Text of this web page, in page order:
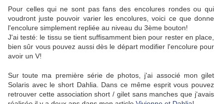
Pour celles qui ne sont pas fans des encolures rondes ou qui
voudront juste pouvoir varier les encolures, voici ce que donne
l'encolure simplement repliée au niveau du 3ème bouton!
J'ai testé: le tissu se tient suffisamment bien pour rester en place,
bien sûr vous pouvez aussi dès le départ modifier l'encolure pour
avoir un V!
Sur toute ma première série de photos, j'ai associé mon gilet
Solaris avec le short Dahlia. Dans ce même esprit vous pouvez
retrouver cette association short / gilet sans manches que j'avais